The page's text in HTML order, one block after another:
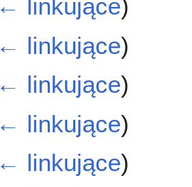
← linkujące)
← linkujące)
← linkujące)
← linkujące)
← linkujące)